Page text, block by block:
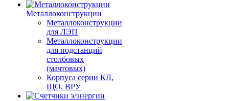
Металлоконструкции
Металлоконструкции
для ЛЭП
Металлоконструкции
для подстанций
столбовых
(мачтовых)
Корпуса серии КЛ,
ЩО, ВРУ